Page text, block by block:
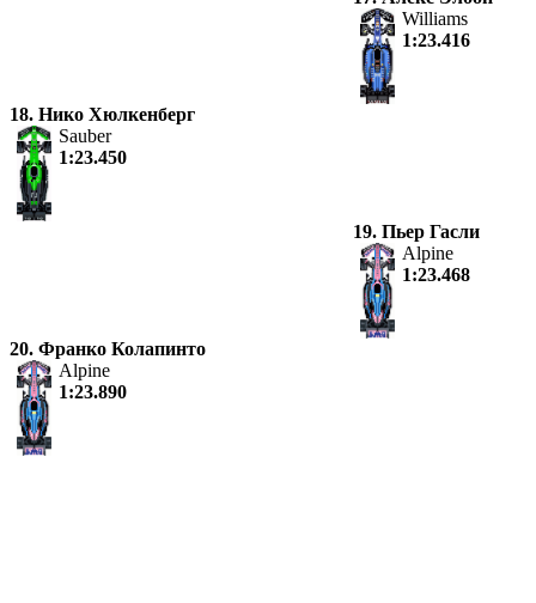
Williams
1:23.416
18. Нико Хюлкенберг
Sauber
1:23.450
19. Пьер Гасли
Alpine
1:23.468
20. Франко Колапинто
Alpine
1:23.890